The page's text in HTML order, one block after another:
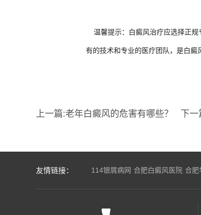
温馨提示： 白癜风治疗应选择正规
有的技术和专业的医疗团队，是白癜
上一篇:老年白癜风的危害有哪些？ 下一
友情链接： 114银屑病网 合肥白癜风医院 合肥